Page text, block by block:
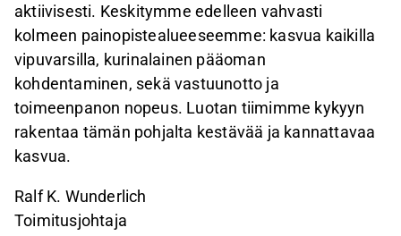
aktiivisesti. Keskitymme edelleen vahvasti
kolmeen painopistealueeseemme: kasvua kaikilla
vipuvarsilla, kurinalainen pääoman
kohdentaminen, sekä vastuunotto ja
toimeenpanon nopeus. Luotan tiimimme kykyyn
rakentaa tämän pohjalta kestävää ja kannattavaa
kasvua.
Ralf K. Wunderlich
Toimitusjohtaja